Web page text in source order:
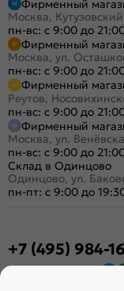
Фирменный
Москва,
пн-вс: с 9:00 до
Фирменный
Москва, ул.
пн-вс: с 9:00 до
Фирменный
Реутов,
пн-вс: с 9:00 до
Фирменный
Москва, ул.
пн-вс: с 9:00 до
Склад в Одинцово
Одинцово, ул.
пн-пт: с 9:00 до
+7 (495) 984-